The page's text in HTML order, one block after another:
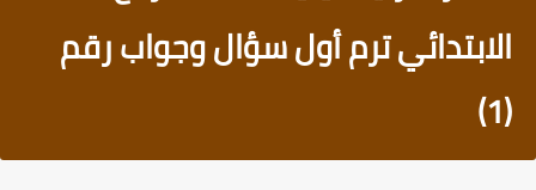
الابتدائي ترم أول سؤال وجواب رقم